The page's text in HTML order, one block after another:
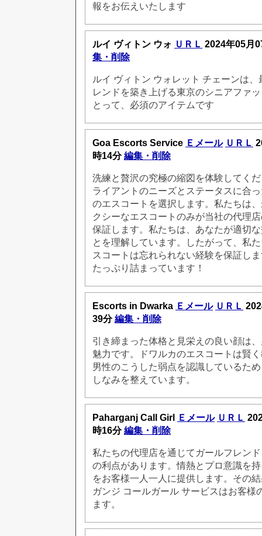
報をお伝えいたします
ルイ ヴィトン ウォ ＵＲＬ 2024年05月
集・削除
ルイ ヴィトン ウォレット チェーンは
レンドを築き上げる東京のシニアファ
とって、必須のアイテムです
Goa Escorts Service Ｅメール ＵＲＬ
時14分編集・削除
洗練と贅沢の究極の縮図を体験してく
ライアントのニーズとステータスに合
のエスコートを選択します。私たちは
クシーなエスコートのみが当社の代理
保証します。私たちは、あなたが適切
とを理解しています。したがって、私
スコートは忘れられない経験を保証し
たっぷり詰まっています！
Escorts in Dwarka Ｅメール ＵＲＬ
39分編集・削除
引き締まった体格と見栄えの良い顔は
魅力です。ドワルカのエスコートは賢
男性のこうした弱点を認識しているた
しなみを整えています。
Paharganj Call Girl Ｅメール ＵＲＬ
時16分編集・削除
私たちの代理店を通じてガールフレン
の利点があります。情熱とプロ意識を
をお客様一人一人に提供します。その
ガンジ コールガール サービスはお客様
ます。